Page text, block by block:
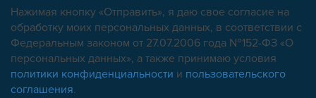
Нажимая кнопку «Отправить», я даю свое согласие на
обработку моих персональных данных, в соответствии с
Федеральным законом от 27.07.2006 года №152-ФЗ «О
персональных данных», а также принимаю условия
политики конфиденциальности и пользовательского
соглашения.